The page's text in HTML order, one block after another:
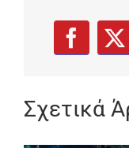
(opensX
Σχετικά